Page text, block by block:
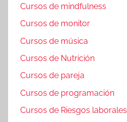
Cursos de mindfulness
Cursos de monitor
Cursos de música
Cursos de Nutrición
Cursos de pareja
Cursos de programación
Cursos de Riesgos laborales